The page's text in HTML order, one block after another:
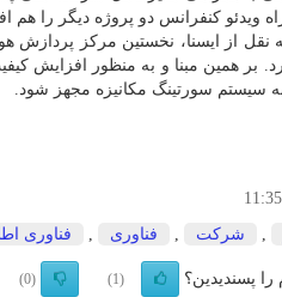
ویدئو کنفرانس دو پروژه دیگر را هم
نقل از ایسنا، نخستین مرکز
بر همین مبنا و به منظور
سیستم سورتینگ مکانیزه مجهز شود.
شركت فناوری فناوری
را پسندیدین؟ (1)
(0)